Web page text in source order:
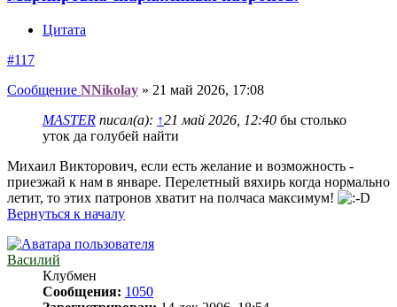
Цитата
#117
Сообщение NNikolay » 21 май 2026, 17:08
MASTER писал(а): ↑21 май 2026, 12:40 бы столько
уток да голубей найти
Михаил Викторович, если есть желание и возможность -
приезжай к нам в январе. Перелетный вяхирь когда нормально
летит, то этих патронов хватит на полчаса максимум!
Вернуться к началу
Василий
Клубмен
Сообщения: 1050